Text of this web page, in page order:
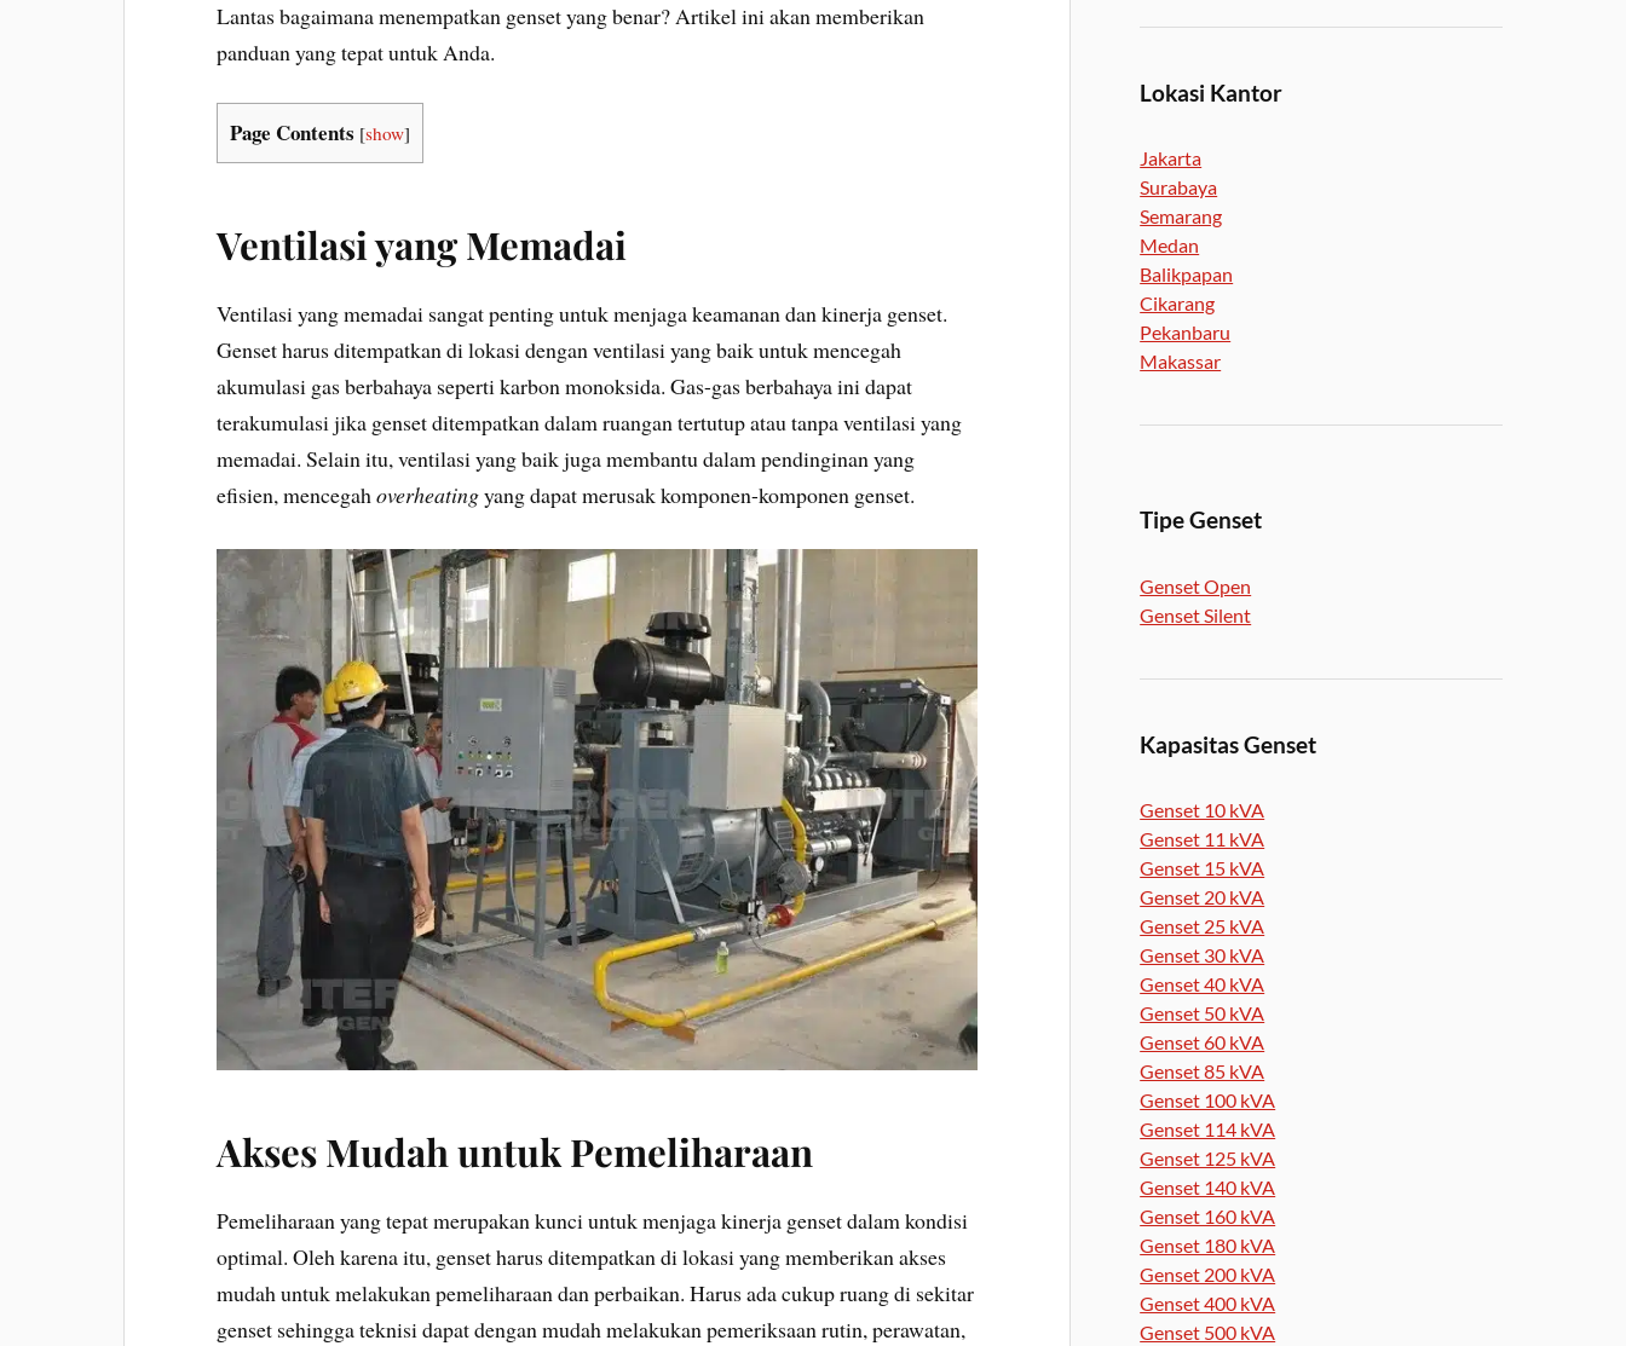
Lantas bagaimana menempatkan genset yang benar? Artikel ini akan memberikan
panduan yang tepat untuk Anda.
Page Contents [show]
Ventilasi yang Memadai
Ventilasi yang memadai sangat penting untuk menjaga keamanan dan kinerja genset.
Genset harus ditempatkan di lokasi dengan ventilasi yang baik untuk mencegah
akumulasi gas berbahaya seperti karbon monoksida. Gas-gas berbahaya ini dapat
terakumulasi jika genset ditempatkan dalam ruangan tertutup atau tanpa ventilasi yang
memadai. Selain itu, ventilasi yang baik juga membantu dalam pendinginan yang
efisien, mencegahoverheatingyang dapat merusak komponen-komponen genset.
Akses Mudah untuk Pemeliharaan
Pemeliharaan yang tepat merupakan kunci untuk menjaga kinerja genset dalam kondisi
optimal. Oleh karena itu, genset harus ditempatkan di lokasi yang memberikan akses
mudah untuk melakukan pemeliharaan dan perbaikan. Harus ada cukup ruang di sekitar
genset sehingga teknisi dapat dengan mudah melakukan pemeriksaan rutin, perawatan,
Lokasi Kantor
Jakarta
Surabaya
Semarang
Medan
Balikpapan
Cikarang
Pekanbaru
Makassar
Tipe Genset
Genset Open
Genset Silent
Kapasitas Genset
Genset 10 kVA
Genset 11 kVA
Genset 15 kVA
Genset 20 kVA
Genset 25 kVA
Genset 30 kVA
Genset 40 kVA
Genset 50 kVA
Genset 60 kVA
Genset 85 kVA
Genset 100 kVA
Genset 114 kVA
Genset 125 kVA
Genset 140 kVA
Genset 160 kVA
Genset 180 kVA
Genset 200 kVA
Genset 400 kVA
Genset 500 kVA